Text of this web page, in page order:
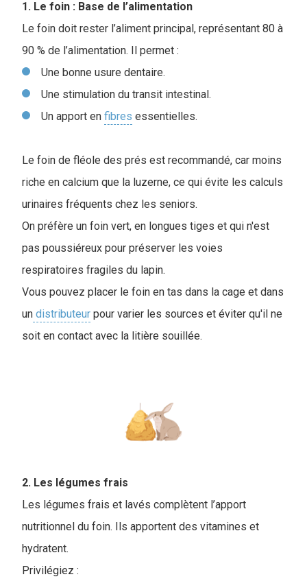
1. Le foin : Base de l’alimentation
Le foin doit rester l’aliment principal, représentant 80 à
90 % de l’alimentation. Il permet :
Une bonne usure dentaire.
Une stimulation du transit intestinal.
Un apport en fibres essentielles.
Le foin de fléole des prés est recommandé, car moins
riche en calcium que la luzerne, ce qui évite les calculs
urinaires fréquents chez les seniors.
On préfère un foin vert, en longues tiges et qui n'est
pas poussiéreux pour préserver les voies
respiratoires fragiles du lapin.
Vous pouvez placer le foin en tas dans la cage et dans
un distributeur pour varier les sources et éviter qu'il ne
soit en contact avec la litière souillée.
2. Les légumes frais
Les légumes frais et lavés complètent l’apport
nutritionnel du foin. Ils apportent des vitamines et
hydratent.
Privilégiez :